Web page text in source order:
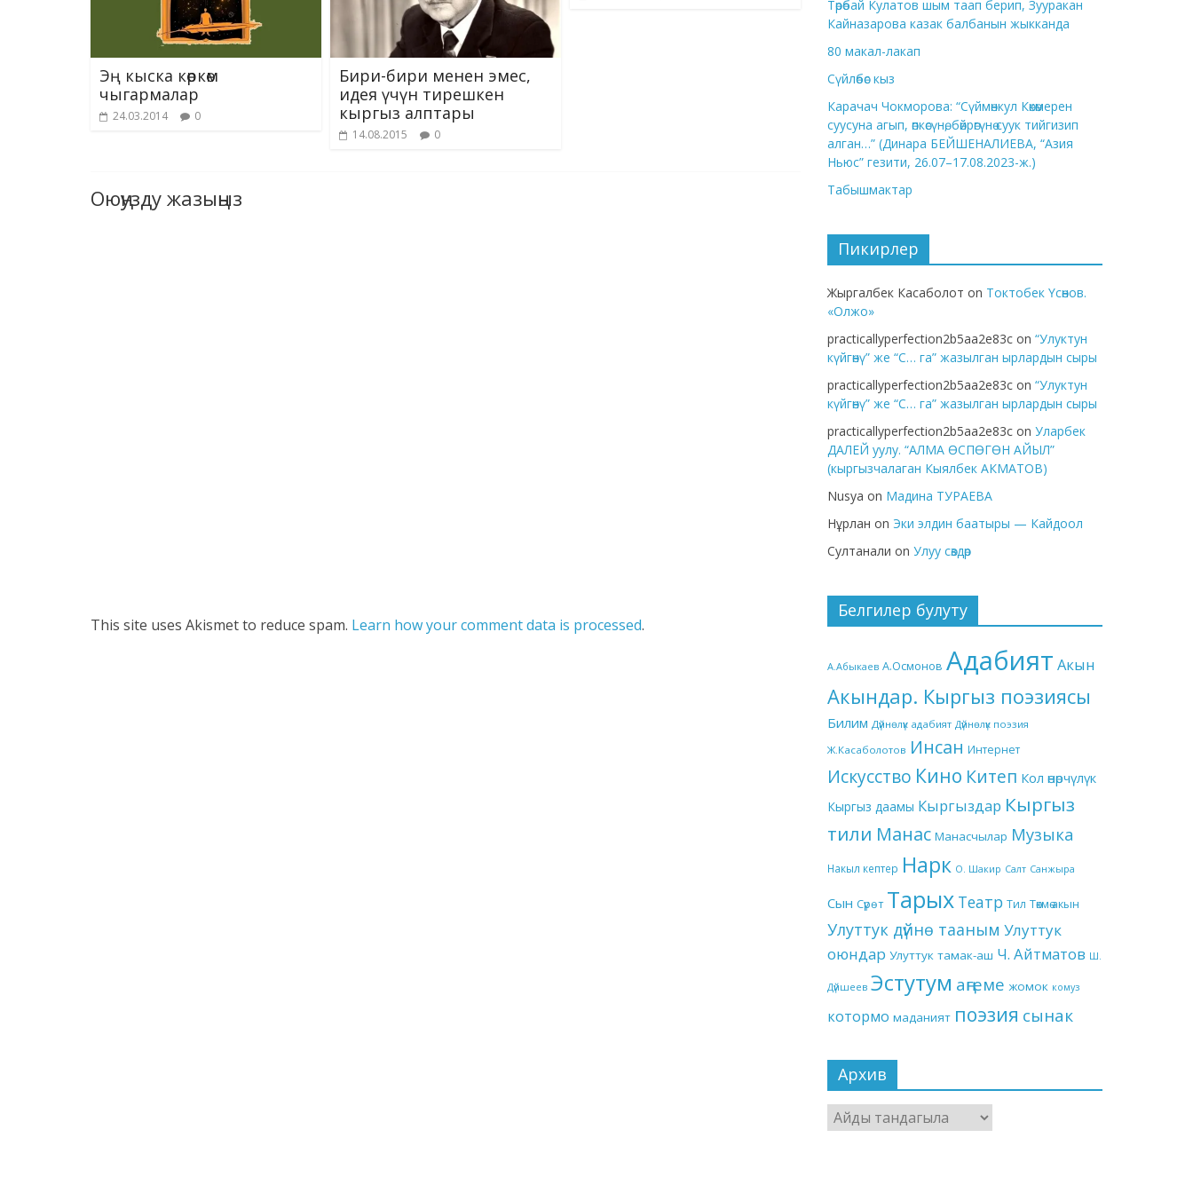
Эң кыска көркөм
чыгармалар
24.03.2014 0
Бири-бири менен эмес,
идея үчүн тирешкен
кыргыз алптары
14.08.2015 0
Оюңузду жазыңыз
This site uses Akismet to reduce spam. Learn how your comment data is processed.
Төрөбай Кулатов шым таап берип, Зууракан
Кайназарова казак балбанын жыкканда
80 макал-лакап
Сүйлөбөс кыз
Карачач Чокморова: “Сүймөнкул Көкөмерен
суусуна агып, өпкөсүнө, бөйрөгүнө суук тийгизип
алган…” (Динара БЕЙШЕНАЛИЕВА, “Азия
Ньюс” гезити, 26.07–17.08.2023-ж.)
Табышмактар
Пикирлер
Жыргалбек Касаболот on Токтобек Үсөнов.
«Олжо»
practicallyperfection2b5aa2e83c on “Улуктун
күйгөнү” же “С… га” жазылган ырлардын сыры
practicallyperfection2b5aa2e83c on “Улуктун
күйгөнү” же “С… га” жазылган ырлардын сыры
practicallyperfection2b5aa2e83c on Уларбек
ДАЛЕЙ уулу. “АЛМА ӨСПӨГӨН АЙЫЛ”
(кыргызчалаган Кыялбек АКМАТОВ)
Nusya on Мадина ТУРАЕВА
Нұрлан on Эки элдин баатыры — Кайдоол
Султанали on Улуу сөздөр
Белгилер булуту
А.Абыкаев А.Осмонов Адабият Акын
Акындар. Кыргыз поэзиясы
Билим Дүйнөлүк адабият Дүйнөлүк поэзия
Ж.Касаболотов Инсан Интернет
Искусство Кино Китеп Кол өнөрчүлүк
Кыргыз даамы Кыргыздар Кыргыз
тили Манас Манасчылар Музыка
Накыл кептер Нарк О. Шакир Салт Санжыра
Сын Сүрөт Тарых Театр Тил Төкмө акын
Улуттук дүйнө тааным Улуттук
оюндар Улуттук тамак-аш Ч. Айтматов Ш.
Дүйшеев Эстутум аңгеме жомок комуз
котормо маданият поэзия сынак
Архив
Архив